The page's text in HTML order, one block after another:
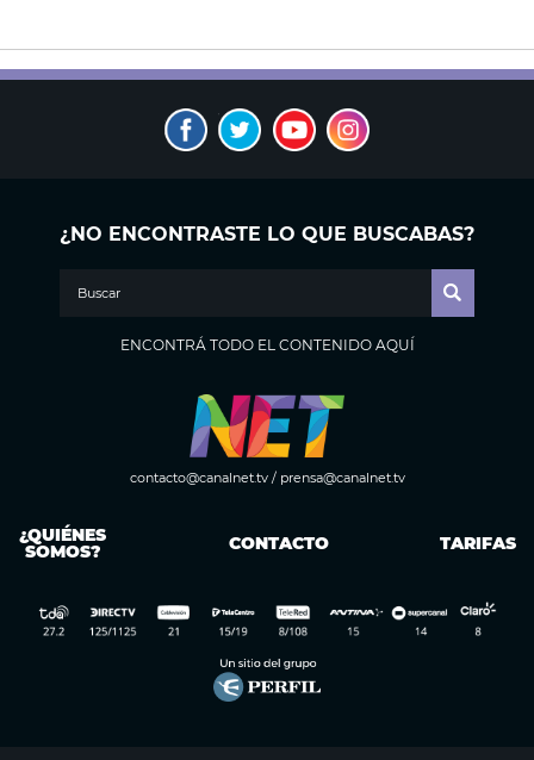
¿NO ENCONTRASTE LO QUE BUSCABAS?
ENCONTRÁ TODO EL CONTENIDO AQUÍ
contacto@canalnet.tv/ prensa@canalnet.tv
¿QUIÉNES
SOMOS? CONTACTO TARIFAS